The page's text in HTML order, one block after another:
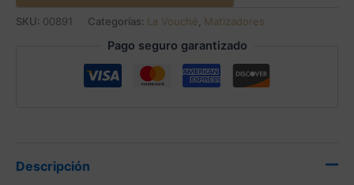
SKU: 00891 Categorías: La Vouché Matizadores
Pago seguro garantizado
Descripción